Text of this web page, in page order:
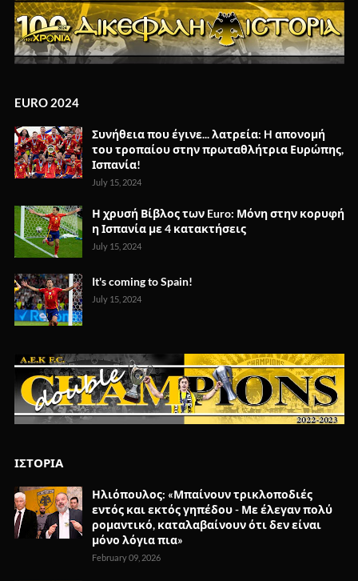
EURO 2024
Συνήθεια που έγινε... λατρεία: H απονομή
του τροπαίου στην πρωταθλήτρια Ευρώπης,
Ισπανία!
July 15, 2024
Η χρυσή Βίβλος των Euro: Μόνη στην κορυφή
η Ισπανία με 4 κατακτήσεις
July 15, 2024
It's coming to Spain!
July 15, 2024
ΙΣΤΟΡΙΑ
Ηλιόπουλος: «Μπαίνουν τρικλοποδιές
εντός και εκτός γηπέδου - Με έλεγαν πολύ
ρομαντικό, καταλαβαίνουν ότι δεν είναι
μόνο λόγια πια»
February 09, 2026